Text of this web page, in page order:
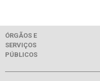
ÓRGÃOS E
SERVIÇOS
PÚBLICOS